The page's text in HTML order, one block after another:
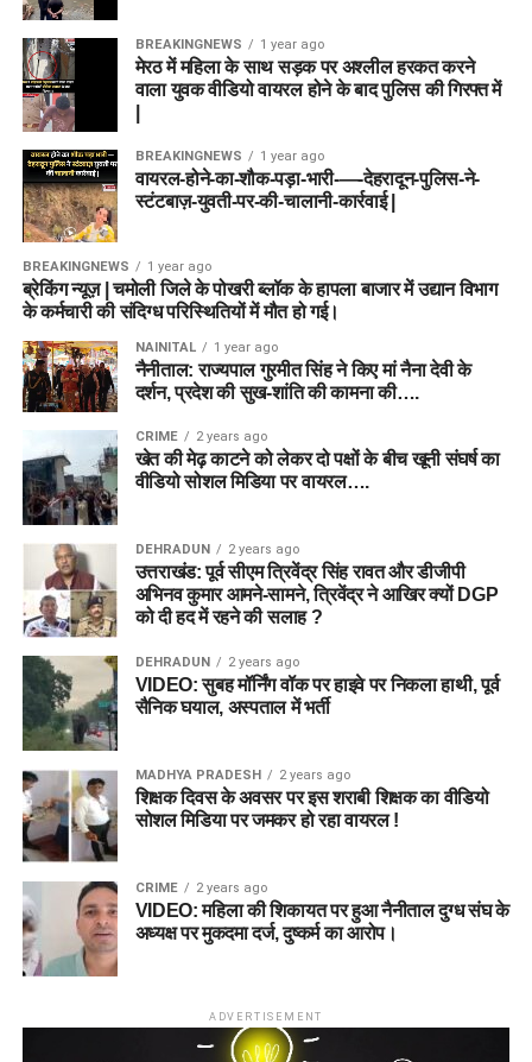
BREAKINGNEWS 1 year ago
मेरठ में महिला के साथ सड़क पर अश्लील हरकत करने
वाला युवक वीडियो वायरल होने के बाद पुलिस की गिरफ्त में
BREAKINGNEWS 1 year ago
वायरल-होने-का-शौक-पड़ा-भारी-—-देहरादून-पुलिस-ने-
स्टंटबाज़-युवती-पर-की-चालानी-कार्रवाई |
BREAKINGNEWS 1 year ago
ब्रेकिंग न्यूज़ | चमोली जिले के पोखरी ब्लॉक के हापला बाजार में उद्यान विभाग
के कर्मचारी की संदिग्ध परिस्थितियों में मौत हो गई।
NAINITAL 1 year ago
नैनीताल: राज्यपाल गुरमीत सिंह ने किए मां नैना देवी के
दर्शन, प्रदेश की सुख-शांति की कामना की….
CRIME 2 years ago
खेत की मेढ़ काटने को लेकर दो पक्षों के बीच खूनी संघर्ष का
वीडियो सोशल मिडिया पर वायरल….
DEHRADUN 2 years ago
उत्तराखंड: पूर्व सीएम त्रिवेंद्र सिंह रावत और डीजीपी
अभिनव कुमार आमने-सामने, त्रिवेंद्र ने आखिर क्यों DGP
को दी हद में रहने की सलाह ?
DEHRADUN 2 years ago
VIDEO: सुबह मॉर्निंग वॉक पर हाइवे पर निकला हाथी, पूर्व
सैनिक घयाल, अस्पताल में भर्ती
MADHYA PRADESH 2 years ago
शिक्षक दिवस के अवसर पर इस शराबी शिक्षक का वीडियो
सोशल मिडिया पर जमकर हो रहा वायरल !
CRIME 2 years ago
VIDEO: महिला की शिकायत पर हुआ नैनीताल दुग्ध संघ के
अध्यक्ष पर मुकदमा दर्ज, दुष्कर्म का आरोप।
ADVERTISEMENT